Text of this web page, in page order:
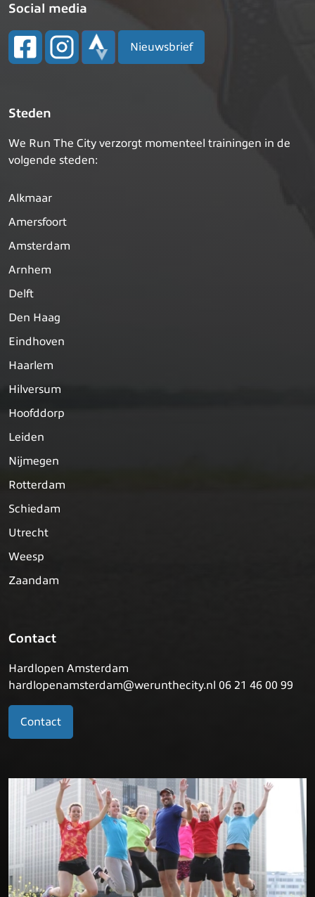
Social media
Nieuwsbrief
Steden
We Run The City verzorgt momenteel trainingen in de
volgende steden:
Alkmaar
Amersfoort
Amsterdam
Arnhem
Delft
Den Haag
Eindhoven
Haarlem
Hilversum
Hoofddorp
Leiden
Nijmegen
Rotterdam
Schiedam
Utrecht
Weesp
Zaandam
Contact
Hardlopen Amsterdam
hardlopenamsterdam@werunthecity.nl 06 21 46 00 99
Contact